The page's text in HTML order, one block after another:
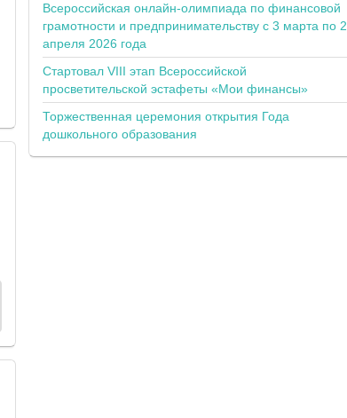
Всероссийская онлайн-олимпиада по финансовой
грамотности и предпринимательству с 3 марта по 2
апреля 2026 года
Стартовал VIII этап Всероссийской
просветительской эстафеты «Мои финансы»
Торжественная церемония открытия Года
дошкольного образования